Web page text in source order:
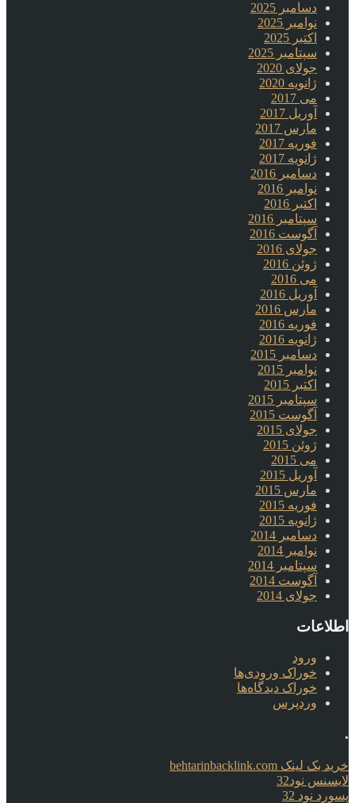
دسامبر 2025
نوامبر 2025
اکتبر 2025
سپتامبر 2025
جولای 2020
ژانویه 2020
می 2017
آوریل 2017
مارس 2017
فوریه 2017
ژانویه 2017
دسامبر 2016
نوامبر 2016
اکتبر 2016
سپتامبر 2016
آگوست 2016
جولای 2016
ژوئن 2016
می 2016
آوریل 2016
مارس 2016
فوریه 2016
ژانویه 2016
دسامبر 2015
نوامبر 2015
اکتبر 2015
سپتامبر 2015
آگوست 2015
جولای 2015
ژوئن 2015
می 2015
آوریل 2015
مارس 2015
فوریه 2015
ژانویه 2015
دسامبر 2014
نوامبر 2014
سپتامبر 2014
آگوست 2014
جولای 2014
اطلاعات
ورود
خوراک ورودی‌ها
خوراک دیدگاه‌ها
وردپرس
.
خرید بک لینک behtarinbacklink.com
لایسنس نود32
پسورد نود 32